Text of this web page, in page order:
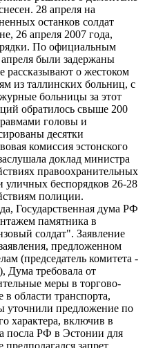
28 апреля на
останков солдат
26 апреля 2007 года,
По официальным
были задержаны
рассказывают о жестоком
из таллинских больниц, с
больницы за этот
обратилось свыше 200
головы и
десятки
комиссия эстонского
доклад министра
правоохранительных
беспорядков 26-28
полиции.
Государственная дума РФ
памятника в
солдат". Заявление
предложенном
(председатель комитета -
требовала от
меры в торгово-
области транспорта,
уточнили предложение по
характера, включив в
посла РФ в Эстонии для
запрет